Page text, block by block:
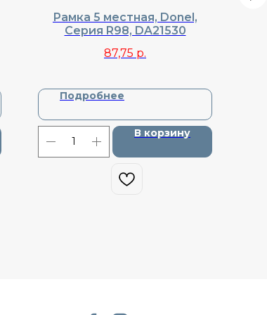
Рамка 5 местная, Donel,
Cерия R98, DA21530
87,75 р.
Подробнее
В корзину